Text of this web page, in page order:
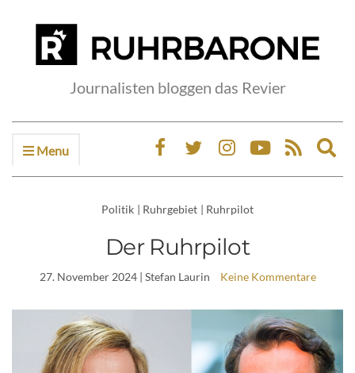
Journalisten bloggen das Revier
Menu
Politik | Ruhrgebiet | Ruhrpilot
Der Ruhrpilot
27. November 2024| Stefan Laurin Keine Kommentare